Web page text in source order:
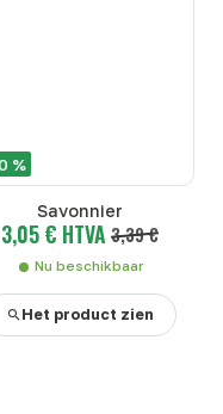
%
Savonnier
3,05 € HTVA 3,39 €
Nu beschikbaar
Het product zien